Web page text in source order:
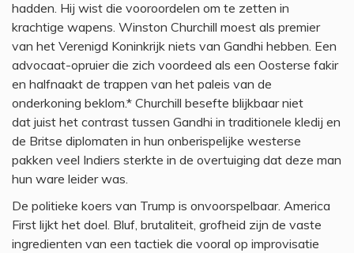
hadden. Hij wist die vooroordelen om te zetten in
krachtige wapens. Winston Churchill moest als premier
van het Verenigd Koninkrijk niets van Gandhi hebben. Een
advocaat-opruier die zich voordeed als een Oosterse fakir
en halfnaakt de trappen van het paleis van de
onderkoning beklom.* Churchill besefte blijkbaar niet
dat juist het contrast tussen Gandhi in traditionele kledij en
de Britse diplomaten in hun onberispelijke westerse
pakken veel Indiers sterkte in de overtuiging dat deze man
hun ware leider was.
De politieke koers van Trump is onvoorspelbaar. America
First lijkt het doel. Bluf, brutaliteit, grofheid zijn de vaste
ingredienten van een tactiek die vooral op improvisatie